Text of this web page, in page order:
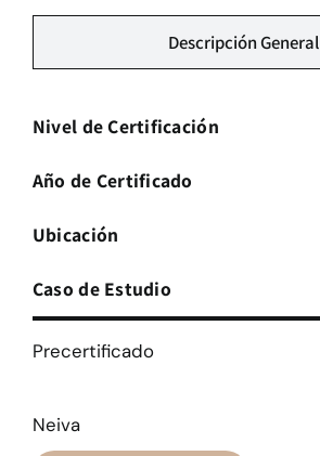
Descripción General
Nivel de Certificación
Año de Certificado
Ubicación
Caso de Estudio
Precertificado
Neiva